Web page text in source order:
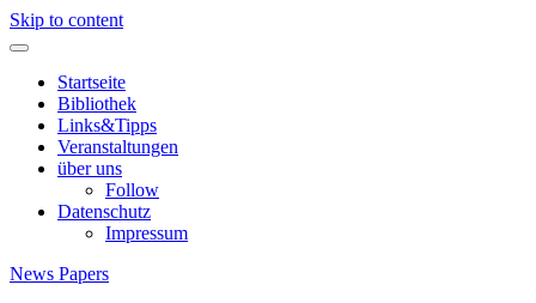
Skip to content
Startseite
Bibliothek
Links&Tipps
Veranstaltungen
über uns
Follow
Datenschutz
Impressum
News Papers